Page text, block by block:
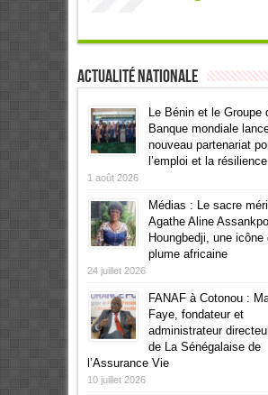
Actualité Nationale
Le Bénin et le Groupe
Banque mondiale
nouveau partenariat
l’emploi et la résilience
1 août 2026
Médias : Le sacre
Agathe Aline
Houngbedji, une icône
plume africaine
24 juillet 2026
FANAF à Cotonou :
Faye, fondateur et
administrateur
de La Sénégalaise de
l’Assurance Vie
10 juillet 2026